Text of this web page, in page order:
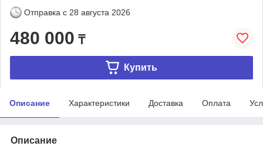
Отправка с 28 августа 2026
480 000 ₸
Купить
Описание Характеристики Доставка Оплата
Описание